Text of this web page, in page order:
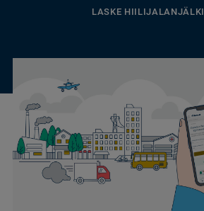
LASKE HIILIJALANJÄLKI